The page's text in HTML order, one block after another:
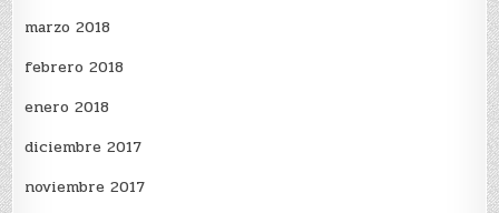
marzo 2018
febrero 2018
enero 2018
diciembre 2017
noviembre 2017